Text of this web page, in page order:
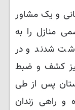
و یک مشاور
منازل را به
شدند و در
نیز کشف و ضبط
افغانستان پس از طی
و راهی زندان